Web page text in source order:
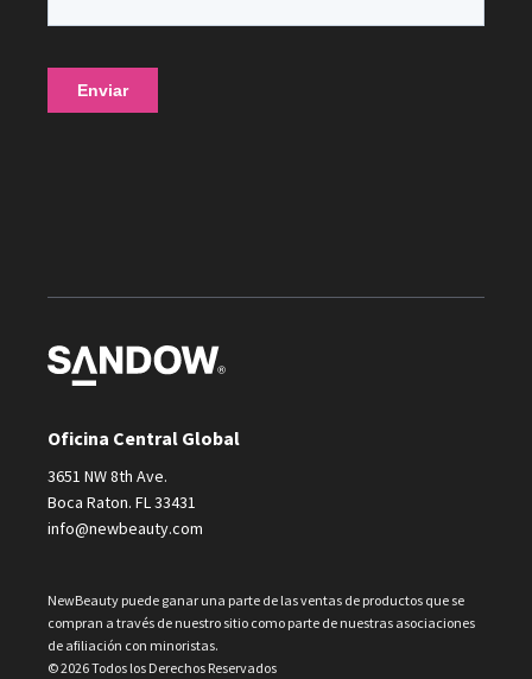
Oficina Central Global
3651 NW 8th Ave.
Boca Raton. FL 33431
info@newbeauty.com
NewBeauty puede ganar una parte de las ventas de productos que se
compran a través de nuestro sitio como parte de nuestras asociaciones
de afiliación con minoristas.
© 2026 Todos los Derechos Reservados